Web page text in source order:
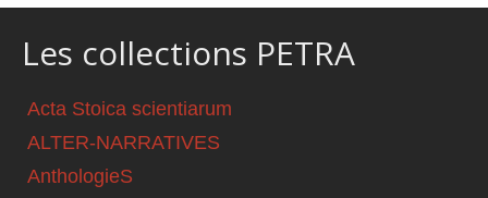
Les collections PETRA
Acta Stoica scientiarum
ALTER-NARRATIVES
AnthologieS